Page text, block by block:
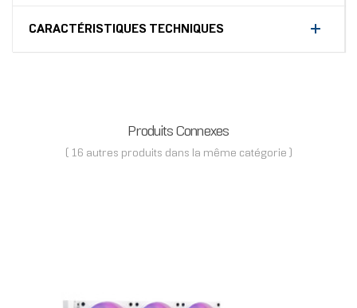
CARACTÉRISTIQUES TECHNIQUES
Produits Connexes
( 16 autres produits dans la même catégorie )